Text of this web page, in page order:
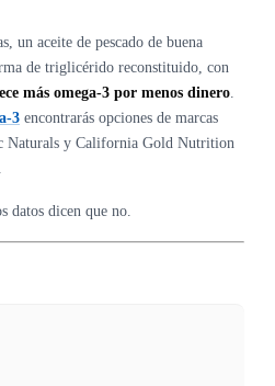
un aceite de pescado de buena
de triglicérido reconstituido, con
más omega-3 por menos dinero
3 encontrarás opciones de marcas
Naturals y California Gold Nutrition
datos dicen que no.